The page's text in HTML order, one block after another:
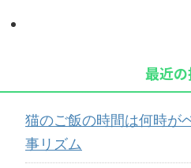
最近
猫のご飯の時間は何時が
事リズム